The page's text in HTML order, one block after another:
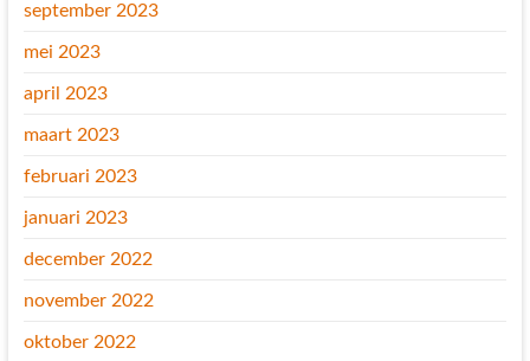
september 2023
mei 2023
april 2023
maart 2023
februari 2023
januari 2023
december 2022
november 2022
oktober 2022